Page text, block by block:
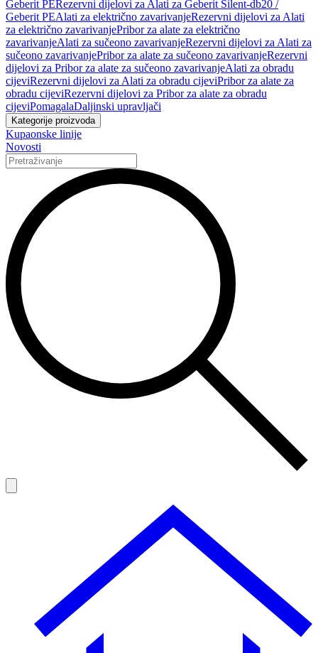
Geberit PERezervni dijelovi za Alati za Geberit Silent-db20 /
Geberit PEAlati za električno zavarivanjeRezervni dijelovi za Alati
za električno zavarivanjePribor za alate za električno
zavarivanjeAlati za sučeono zavarivanjeRezervni dijelovi za Alati za
sučeono zavarivanjePribor za alate za sučeono zavarivanjeRezervni
dijelovi za Pribor za alate za sučeono zavarivanjeAlati za obradu
cijeviRezervni dijelovi za Alati za obradu cijeviPribor za alate za
obradu cijeviRezervni dijelovi za Pribor za alate za obradu
cijeviPomagalaDaljinski upravljači
Kategorije proizvoda
Kupaonske linije
Novosti